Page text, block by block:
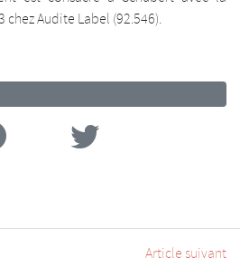
Audite Label (92.546).
FacebookTwitter